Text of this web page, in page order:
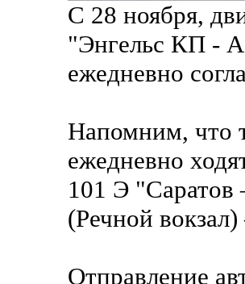
С 28 ноября,
"Энгельс КП -
ежедневно
Напомним, что
ежедневно
101 Э
(Речной
Отправление